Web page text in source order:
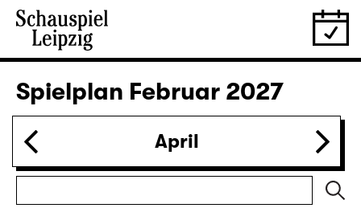
Do
19:30 — 20:55
Was ihr wollt (A Tortured Lover’s
von William Shakespeare
Deutsch von Jens Roselt
Fassung von Pia Richter und Julia Buchberger
Regie: Pia Richter
18:45 + 19:00
Einführung im Rangfoyer